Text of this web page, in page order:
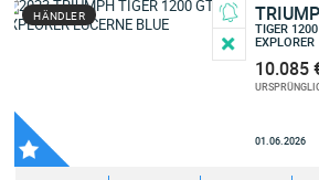
HÄNDLER
TIGER
EXPLORER
10.085
01.06.2026